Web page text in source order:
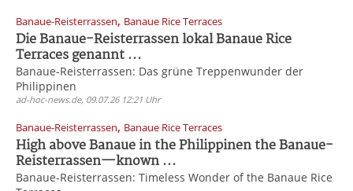
Banaue-Reisterrassen, Banaue Rice Terraces
Die Banaue-Reisterrassen lokal Banaue Rice
Terraces genannt ...
Banaue-Reisterrassen: Das grüne Treppenwunder der
Philippinen
ad-hoc-news.de, 09.07.26 12:21 Uhr
Banaue-Reisterrassen, Banaue Rice Terraces
High above Banaue in the Philippinen the Banaue-
Reisterrassen—known ...
Banaue-Reisterrassen: Timeless Wonder of the Banaue Rice